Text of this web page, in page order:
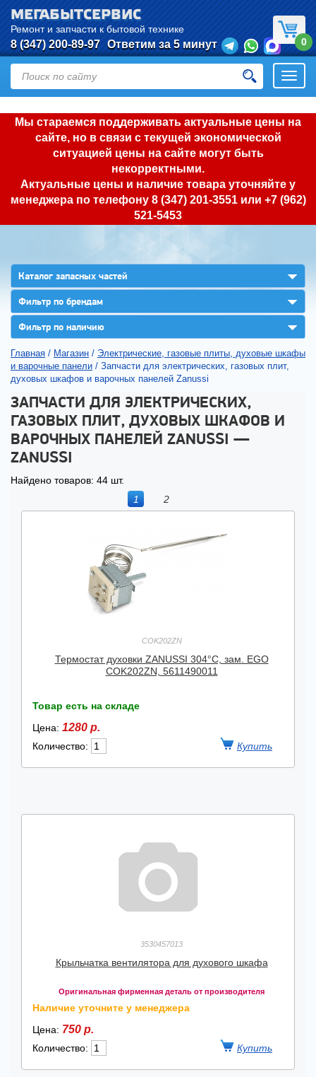
Мы стараемся поддерживать актуальные цены на
сайте, но в связи с текущей экономической
ситуацией цены на сайте могут быть
некорректными.
Актуальные цены и наличие товара уточняйте у
менеджера по телефону 8 (347) 201-3551или +7 (962)
521-5453
МЕГАБЫТСЕРВИС
Ремонт и запчасти к бытовой технике
8 (347) 200-89-97 Ответим за 5 минут 0
Каталог запасных частей ▼
Фильтр по брендам ▼
Фильтр по наличию ▼
Главная / Магазин / Электрические, газовые плиты, духовые шкафы
и варочные панели / Запчасти для электрических, газовых плит,
духовых шкафов и варочных панелей Zanussi
ЗАПЧАСТИ ДЛЯ ЭЛЕКТРИЧЕСКИХ,
ГАЗОВЫХ ПЛИТ, ДУХОВЫХ ШКАФОВ И
ВАРОЧНЫХ ПАНЕЛЕЙ ZANUSSI —
ZANUSSI
Найдено товаров: 44 шт.
1
2
COK202ZN
Термостат духовки ZANUSSI 304°C, зам. EGO
COK202ZN, 5611490011
Товар есть на складе
Цена: 1280 р.
Количество:
3530457013
Крыльчатка вентилятора для духового шкафа
Оригинальная фирменная деталь от производителя
Наличие уточните у менеджера
Цена: 750 р.
Количество: